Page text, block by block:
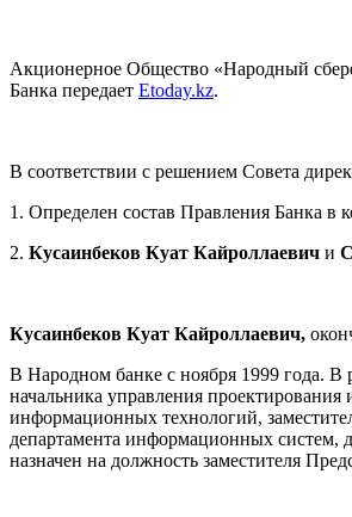
Акционерное Общество «Народный
Банка передает Etoday.kz.
В соответствии с решением Совета
1. Определен состав Правления Банка в
2. Кусаинбеков Куат Кайроллаевич и
Кусаинбеков Куат Кайроллаевич,
В Народном банке с ноября 1999 года. В
начальника управления
информационных технологий,
департамента информационных систем,
назначен на должность заместителя